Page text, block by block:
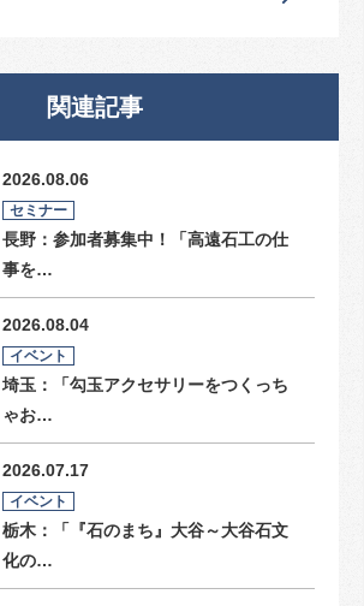
関連記事
2026.08.06
セミナー
長野：参加者募集中！「高遠石工の仕
事を…
2026.08.04
イベント
埼玉：「勾玉アクセサリーをつくっち
ゃお…
2026.07.17
イベント
栃木：「『石のまち』大谷～大谷石文
化の…